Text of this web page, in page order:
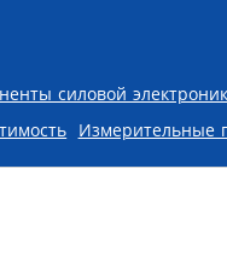
силовой
Измерительные